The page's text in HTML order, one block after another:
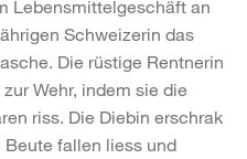
Lebensmittelgeschäft an
Schweizerin das
Die rüstige Rentnerin
Wehr, indem sie die
riss. Die Diebin erschrak
fallen liess und